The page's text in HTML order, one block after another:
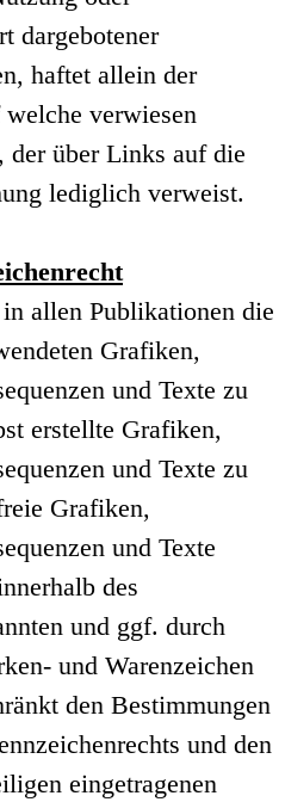
dargebotener
haftet allein der
verwiesen
der über Links auf die
lediglich verweist.
allen Publikationen die
Grafiken,
und Texte zu
erstellte Grafiken,
und Texte zu
Grafiken,
und Texte
des
und ggf. durch
und Warenzeichen
den Bestimmungen
und den
eingetragenen